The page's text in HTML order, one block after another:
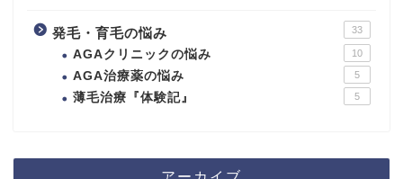
発毛・育毛の悩み 33
AGAクリニックの悩み 10
AGA治療薬の悩み 5
薄毛治療『体験記』 5